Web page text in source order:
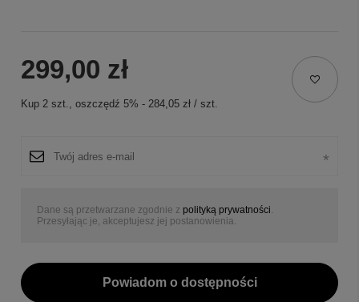
299,00 zł
Kup 2 szt., oszczędź 5% - 284,05 zł / szt.
Dane są przetwarzane zgodnie z polityką prywatności
Przesyłając je, akceptujesz jej postanowienia.
Powiadom o dostępności